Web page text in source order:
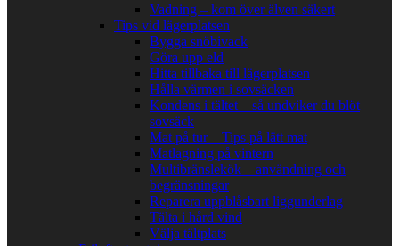
Vadning – kom över älven säkert
Tips vid lägerplatsen
Bygga snöbivack
Göra upp eld
Hitta tillbaka till lägerplatsen
Hålla värmen i sovsäcken
Kondens i tältet – så undviker du blöt
sovsäck
Mat på tur – Tips på lätt mat
Matlagning på vintern
Multibränslekök – användning och
begränsningar
Reparera uppblåsbart liggunderlag
Tälta i hård vind
Välja tältplats